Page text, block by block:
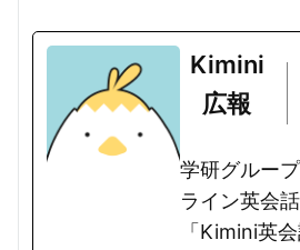
Kimini
広報
学研グルー
ライン英会
「Kimini英